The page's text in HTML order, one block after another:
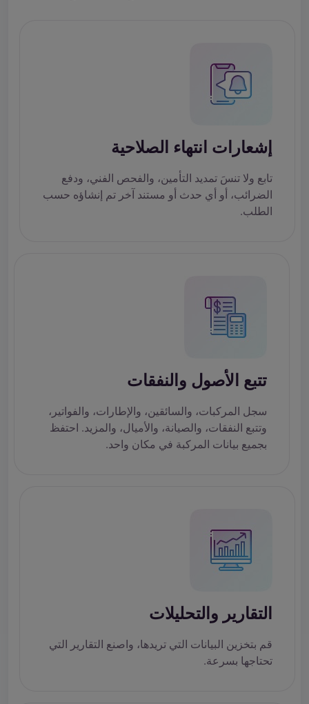
إشعارات انتهاء الصلاحية
تابع ولا تنسَ تمديد التأمين، والفحص الفني، ودفع
الضرائب، أو أي حدث أو مستند آخر تم إنشاؤه حسب
الطلب.
تتبع الأصول والنفقات
سجل المركبات، والسائقين، والإطارات، والفواتير،
وتتبع النفقات، والصيانة، والأميال، والمزيد. احتفظ
بجميع بيانات المركبة في مكان واحد.
التقارير والتحليلات
قم بتخزين البيانات التي تريدها، واصنع التقارير التي
تحتاجها بسرعة.